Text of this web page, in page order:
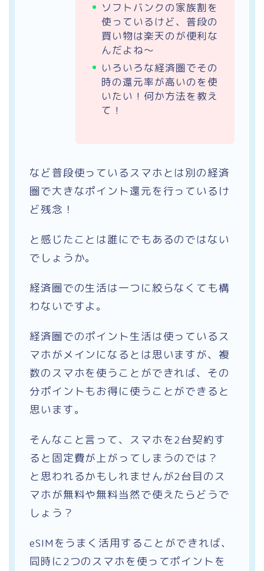
ソフトバンクの家族割を
使っているけど、普段の
買い物は楽天のが便利な
んだよね〜
いろいろな経済圏でその
時の還元率が高いのを使
いたい！何か方法を教え
て！
など普段使っているスマホとは別の経済
圏で大きなポイント還元を行っているけ
ど残念！
と感じたことは誰にでもあるのではない
でしょうか。
経済圏での生活は一つに絞らなくても構
わないですよ。
経済圏でのポイント生活は使っているス
マホがメインになるとは思いますが、複
数のスマホを使うことができれば、その
分ポイントもお得に使うことができると
思います。
そんなこと言って、スマホを2台契約す
ると固定費が上がってしまうのでは？
と思われるかもしれませんが2台目のス
マホが無料や無料当然で使えたらどうで
しょう？
eSIMをうまく活用することができれば、
同時に2つのスマホを使ってポイントを